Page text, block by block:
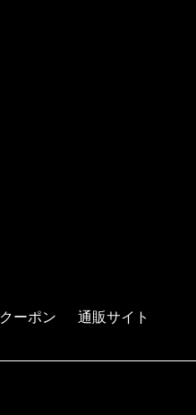
クーポン 通販サイト